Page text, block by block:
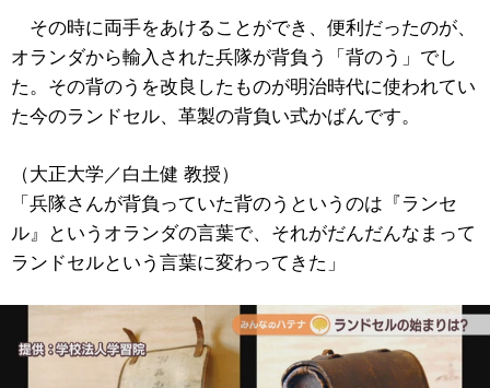
その時に両手をあけることができ、便利だったのが、
オランダから輸入された兵隊が背負う「背のう」でし
た。その背のうを改良したものが明治時代に使われてい
た今のランドセル、革製の背負い式かばんです。
（大正大学／白土健 教授）
「兵隊さんが背負っていた背のうというのは『ランセ
ル』というオランダの言葉で、それがだんだんなまって
ランドセルという言葉に変わってきた」